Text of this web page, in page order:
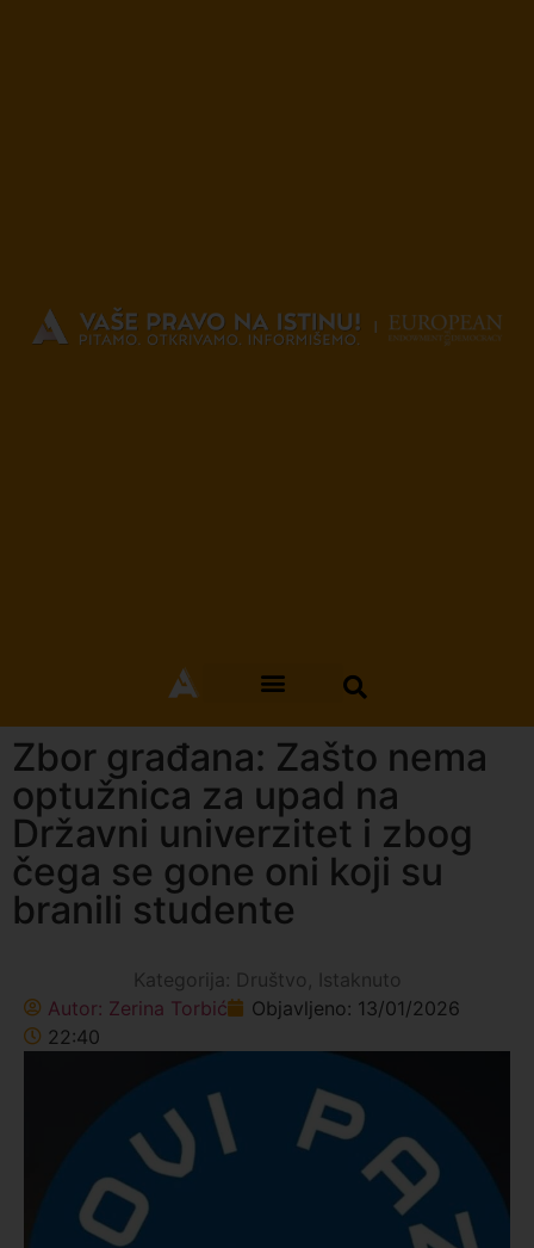
Zbor građana: Zašto nema
optužnica za upad na
Državni univerzitet i zbog
čega se gone oni koji su
branili studente
Kategorija: Društvo
Istaknuto
Autor: Zerina Torbić Objavljeno: 13/01/2026
22:40